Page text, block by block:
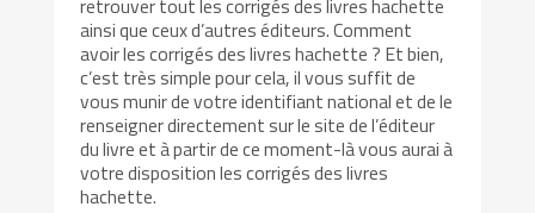
retrouver tout les corrigés des livres hachette
ainsi que ceux d’autres éditeurs. Comment
avoir les corrigés des livres hachette ? Et bien,
c’est très simple pour cela, il vous suffit de
vous munir de votre identifiant national et de le
renseigner directement sur le site de l’éditeur
du livre et à partir de ce moment-là vous aurai à
votre disposition les corrigés des livres
hachette.